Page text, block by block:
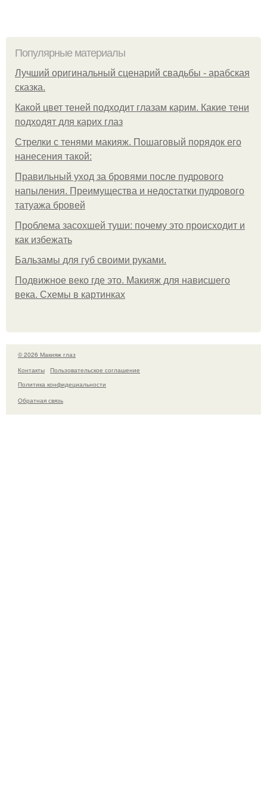
Популярные материалы
Лучший оригинальный сценарий свадьбы - арабская
сказка.
Какой цвет теней подходит глазам карим. Какие тени
подходят для карих глаз
Стрелки с тенями макияж. Пошаговый порядок его
нанесения такой:
Правильный уход за бровями после пудрового
напыления. Преимущества и недостатки пудрового
татуажа бровей
Проблема засохшей туши: почему это происходит и
как избежать
Бальзамы для губ своими руками.
Подвижное веко где это. Макияж для нависшего
века. Схемы в картинках
© 2026 Макияж глаз
Контакты
Пользовательское соглашение
Политика конфидециальности
Обратная связь